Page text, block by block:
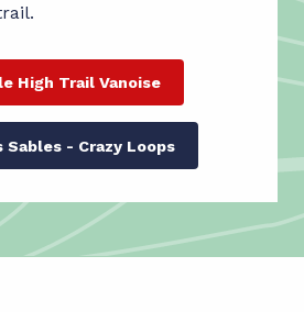
High Trail Vanoise
Sables - Crazy Loops